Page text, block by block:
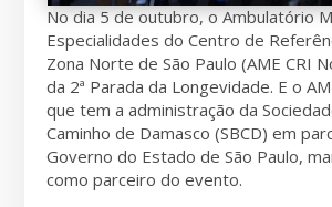
No dia 5 de outubro, o Ambulatório
Especialidades do Centro de
Zona Norte de São Paulo (AME CRI
da 2ª Parada da Longevidade. E o
que tem a administração da
Caminho de Damasco (SBCD) em
Governo do Estado de São Paulo,
como parceiro do evento.